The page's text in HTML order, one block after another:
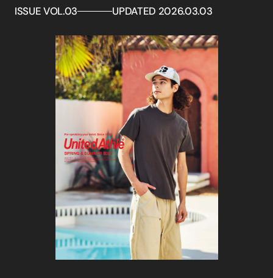
ISSUE VOL.03 UPDATED 2026.03.03